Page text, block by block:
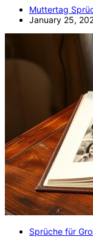
Muttertag
January 25,
Sprüche für